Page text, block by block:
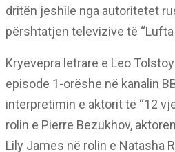
dritën jeshile nga autoritetet
përshtatjen televizive të “Lufta
Kryevepra letrare e Leo
episode 1-orëshe në kanalin
interpretimin e aktorit të “12
rolin e Pierre Bezukhov,
Lily James në rolin e Natasha